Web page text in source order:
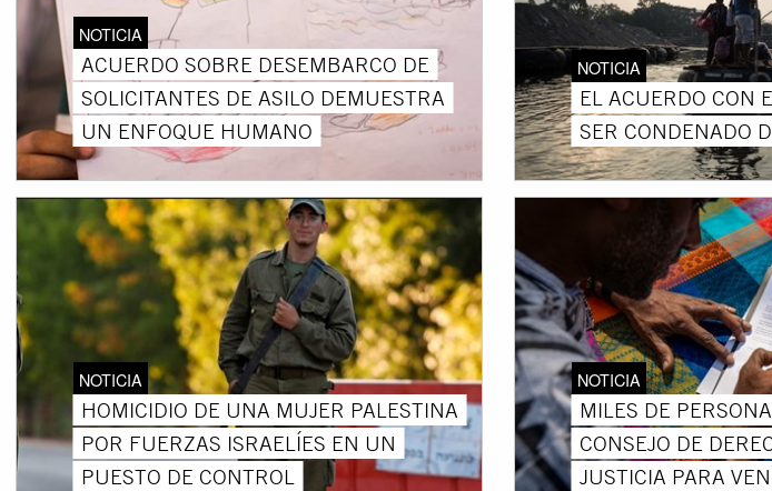
NOTICIA
ACUERDO SOBRE DESEMBARCO DE
SOLICITANTES DE ASILO DEMUESTRA
UN ENFOQUE HUMANO
NOTICIA
EL ACUERDO CON
SER CONDENADO
NOTICIA
HOMICIDIO DE UNA MUJER PALESTINA
POR FUERZAS ISRAELÍES EN UN
PUESTO DE CONTROL
NOTICIA
MILES DE
CONSEJO DE
JUSTICIA PARA